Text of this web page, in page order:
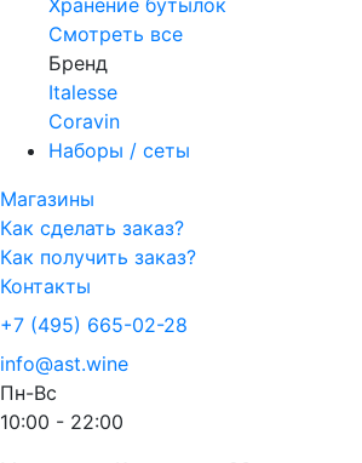
Смотреть все
Бренд
Italesse
Coravin
Наборы / сеты
Магазины
Как сделать заказ?
Как получить заказ?
Контакты
+7 (495) 665-02-28
info@ast.wine
Пн-Вс
10:00 - 22:00